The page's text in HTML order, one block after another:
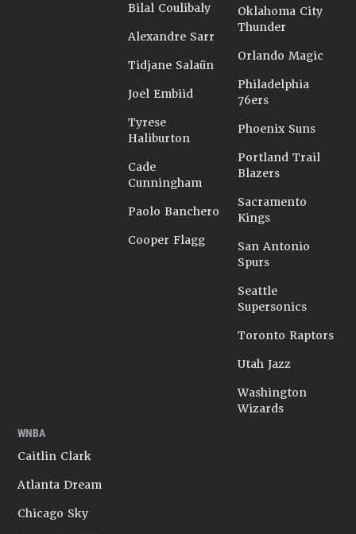
Bilal Coulibaly
Alexandre Sarr
Tidjane Salaün
Joel Embiid
Tyrese
Haliburton
Cade
Cunningham
Paolo Banchero
Cooper Flagg
Oklahoma City
Thunder
Orlando Magic
Philadelphia
76ers
Phoenix Suns
Portland Trail
Blazers
Sacramento
Kings
San Antonio
Spurs
Seattle
Supersonics
Toronto Raptors
Utah Jazz
Washington
Wizards
WNBA
Caitlin Clark
Atlanta Dream
Chicago Sky